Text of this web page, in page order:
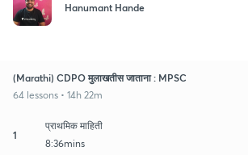
Hanumant Hande
(Marathi) CDPO मुलाखतीस जाताना : MPSC
64 lessons • 14h 22m
1
प्राथमिक माहिती
8:36mins